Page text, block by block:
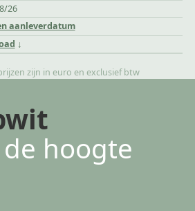
26
aanleverdatum
zijn in euro en exclusief btw
hoogte